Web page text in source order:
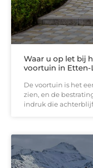
Waar u op let bij
voortuin in Etten-
De voortuin is het
zien, en de
indruk die